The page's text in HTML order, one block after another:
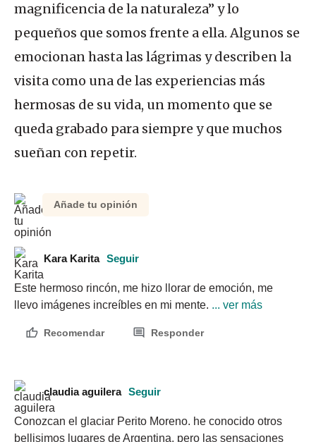
magnificencia de la naturaleza” y lo
pequeños que somos frente a ella. Algunos se
emocionan hasta las lágrimas y describen la
visita como una de las experiencias más
hermosas de su vida, un momento que se
queda grabado para siempre y que muchos
sueñan con repetir.
Añade tu opinión
Kara Karita Seguir
Este hermoso rincón, me hizo llorar de emoción, me
llevo imágenes increíbles en mi mente. ... ver más
Recomendar Responder
claudia aguilera Seguir
Conozcan el glaciar Perito Moreno. he conocido otros
bellisimos lugares de Argentina. pero las sensaciones